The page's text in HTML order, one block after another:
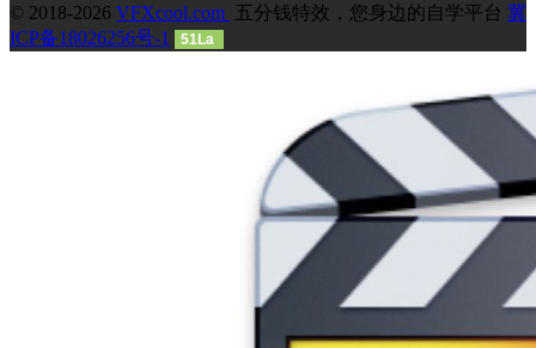
© 2018-2026 VFXcool.com 五分钱特效，您身边的自学平台 冀
ICP备18026256号-1
51La